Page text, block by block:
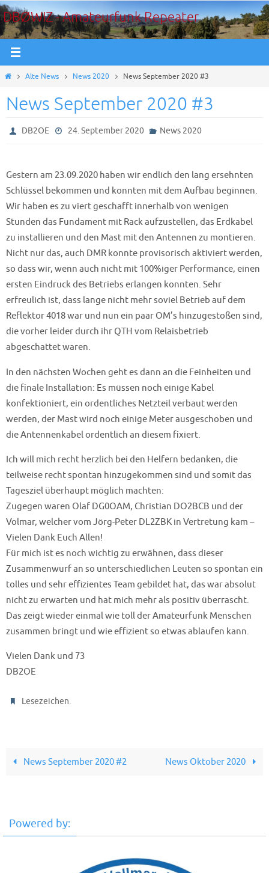
Zum
Inhalt
springen
DBØWIZ - Amateurfunk Repeater
StartAlte News News 2020 News September 2020 #3
News September 2020 #3
DB2OE 24. September 2020 News 2020
Gestern am 23.09.2020 haben wir endlich den lang ersehnten
Schlüssel bekommen und konnten mit dem Aufbau beginnen.
Wir haben es zu viert geschafft innerhalb von wenigen
Stunden das Fundament mit Rack aufzustellen, das Erdkabel
zu installieren und den Mast mit den Antennen zu montieren.
Nicht nur das, auch DMR konnte provisorisch aktiviert werden,
so dass wir, wenn auch nicht mit 100%iger Performance, einen
ersten Eindruck des Betriebs erlangen konnten. Sehr
erfreulich ist, dass lange nicht mehr soviel Betrieb auf dem
Reflektor 4018 war und nun ein paar OM’s hinzugestoßen sind,
die vorher leider durch ihr QTH vom Relaisbetrieb
abgeschattet waren.
In den nächsten Wochen geht es dann an die Feinheiten und
die finale Installation: Es müssen noch einige Kabel
konfektioniert, ein ordentliches Netzteil verbaut werden
werden, der Mast wird noch einige Meter ausgeschoben und
die Antennenkabel ordentlich an diesem fixiert.
Ich will mich recht herzlich bei den Helfern bedanken, die
teilweise recht spontan hinzugekommen sind und somit das
Tagesziel überhaupt möglich machten:
Zugegen waren Olaf DG0OAM, Christian DO2BCB und der
Volmar, welcher vom Jörg-Peter DL2ZBK in Vertretung kam –
Vielen Dank Euch Allen!
Für mich ist es noch wichtig zu erwähnen, dass dieser
Zusammenwurf an so unterschiedlichen Leuten so spontan ein
tolles und sehr effizientes Team gebildet hat, das war absolut
nicht zu erwarten und hat mich mehr als positiv überrascht.
Das zeigt wieder einmal wie toll der Amateurfunk Menschen
zusammen bringt und wie effizient so etwas ablaufen kann.
Vielen Dank und 73
DB2OE
Lesezeichen.
News September 2020 #2 News Oktober 2020
Powered by: